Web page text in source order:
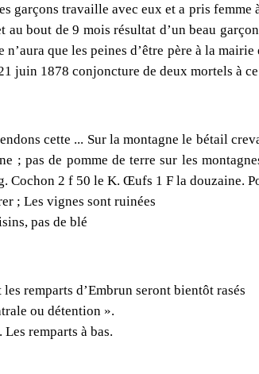
garçons travaille avec eux et a pris
bout de 9 mois résultat d’un beau
que les peines d’être père à la
juin 1878 conjoncture de deux mortels à
cette ... Sur la montagne le bétail
; pas de pomme de terre sur les
2 f 50 le K. Œufs 1 F la douzaine.
; Les vignes sont ruinées
pas de blé
remparts d’Embrun seront bientôt rasés
ou détention ».
remparts à bas.